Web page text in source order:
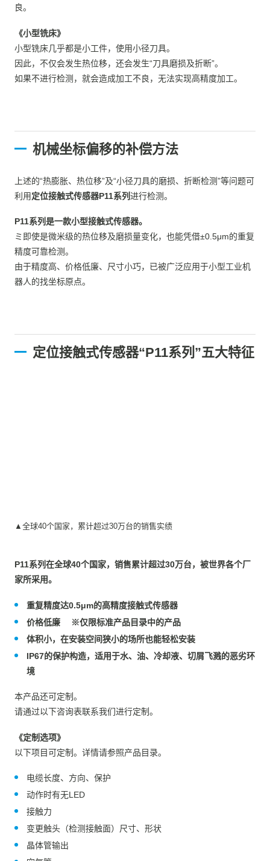
良。
《小型铣床》
小型铣床几乎都是小工件，使用小径刀具。
因此，不仅会发生热位移，还会发生“刀具磨损及折断”。
如果不进行检测，就会造成加工不良，无法实现高精度加工。
机械坐标偏移的补偿方法
上述的“热膨胀、热位移”及“小径刀具的磨损、折断检测”等问题可
利用定位接触式传感器P11系列进行检测。
P11系列是一款小型接触式传感器。
ミ即使是微米级的热位移及磨损量变化，也能凭借±0.5μm的重复
精度可靠检测。
由于精度高、价格低廉、尺寸小巧，已被广泛应用于小型工业机
器人的找坐标原点。
定位接触式传感器“P11系列”五大特征
▲全球40个国家，累计超过30万台的销售实绩
P11系列在全球40个国家，销售累计超过30万台，被世界各个厂
家所采用。
重复精度达0.5μm的高精度接触式传感器
价格低廉 ※仅限标准产品目录中的产品
体积小，在安装空间狭小的场所也能轻松安装
IP67的保护构造，适用于水、油、冷却液、切屑飞溅的恶劣环
境
本产品还可定制。
请通过以下咨询表联系我们进行定制。
《定制选项》
以下项目可定制。详情请参照产品目录。
电缆长度、方向、保护
动作时有无LED
接触力
变更触头（检测接触面）尺寸、形状
晶体管输出